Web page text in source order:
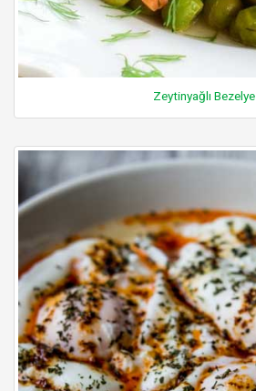
Zeytinyağlı Bezelye